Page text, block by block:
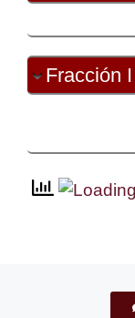
Fracción